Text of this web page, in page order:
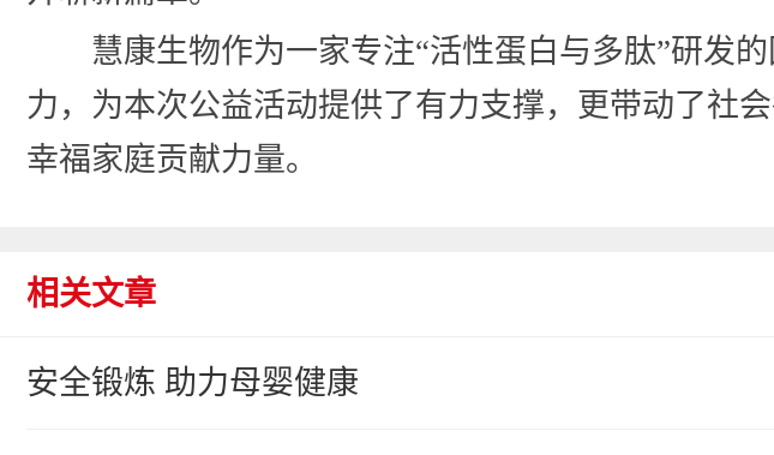
慧康生物作为一家专注“活性蛋白与多肽”研发
力，为本次公益活动提供了有力支撑，更带动了社
幸福家庭贡献力量。
相关文章
安全锻炼 助力母婴健康